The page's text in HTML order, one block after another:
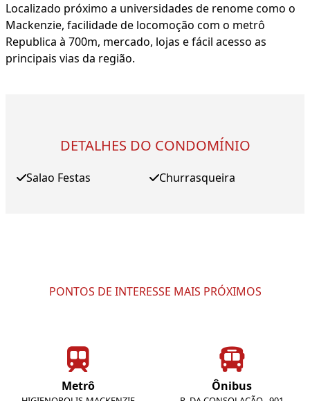
Localizado próximo a universidades de renome como o
Mackenzie, facilidade de locomoção com o metrô
Republica à 700m, mercado, lojas e fácil acesso as
principais vias da região.
DETALHES DO CONDOMÍNIO
Salao Festas Churrasqueira
PONTOS DE INTERESSE MAIS PRÓXIMOS
Metrô Ônibus